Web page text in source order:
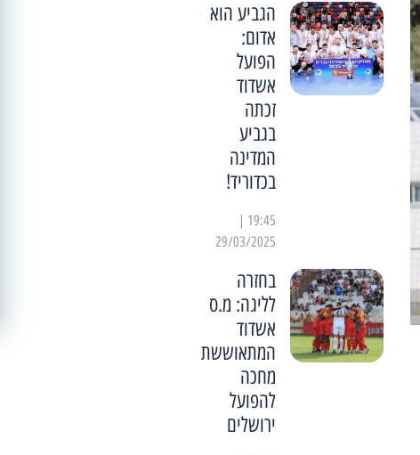
הגביע הוא
אדום:
הפועל
אשדוד
זכתה
בגביע
המדינה
בכדוריד!
29/03/2025
בחזרה
לליגה: מ.ס
אשדוד
המתאוששת
מחכה
להפועל
ירושלים